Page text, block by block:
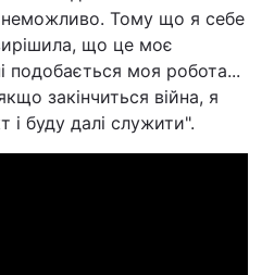
Тому що я себе
що це моє
подобається моя робота...
закінчиться війна, я
і буду далі служити".